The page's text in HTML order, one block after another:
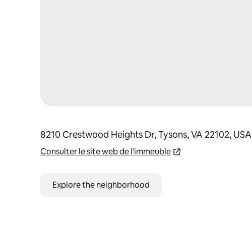
8210 Crestwood Heights Dr, Tysons, VA 22102, USA
Consulter le site web de l'immeuble
Explore the neighborhood